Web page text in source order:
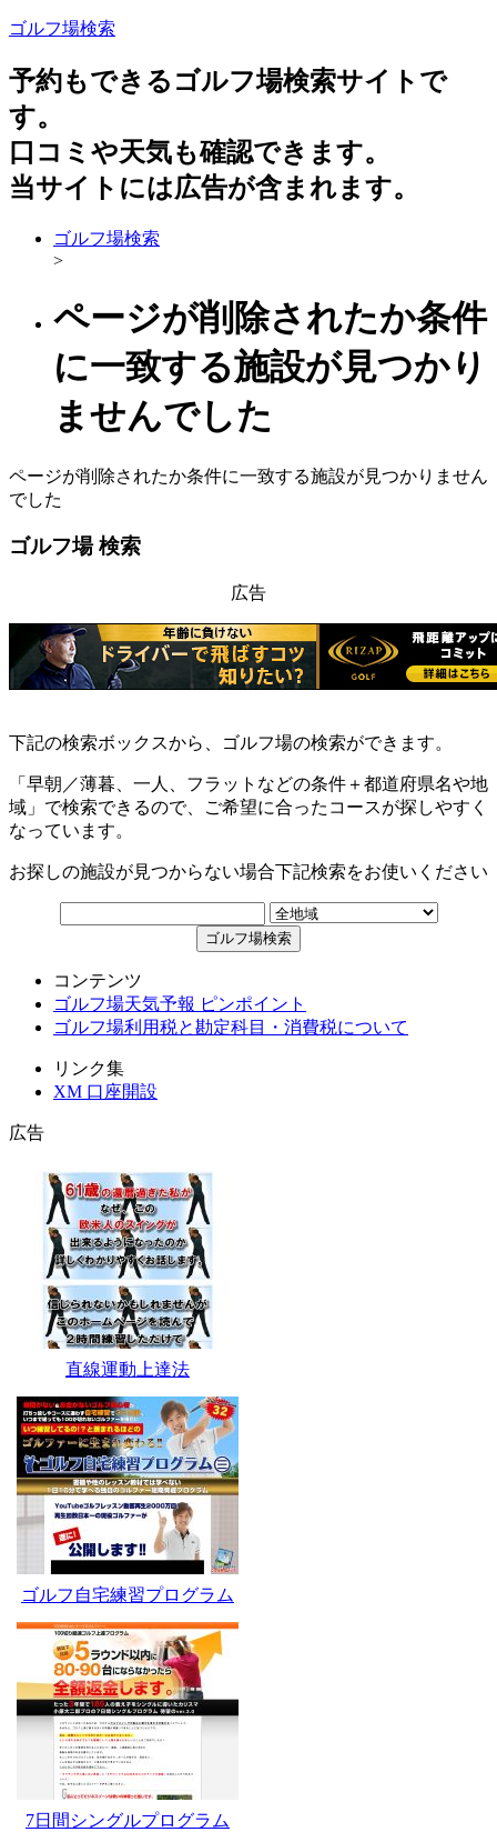
ゴルフ場検索
予約もできるゴルフ場検索サイトで
す。
口コミや天気も確認できます。
当サイトには広告が含まれます。
ゴルフ場検索
>
ページが削除されたか条件
に一致する施設が見つかり
ませんでした
ページが削除されたか条件に一致する施設が見つかりません
でした
ゴルフ場 検索
広告
下記の検索ボックスから、ゴルフ場の検索ができます。
「早朝／薄暮、一人、フラットなどの条件＋都道府県名や地
域」で検索できるので、ご希望に合ったコースが探しやすく
なっています。
お探しの施設が見つからない場合下記検索をお使いください
コンテンツ
ゴルフ場天気予報 ピンポイント
ゴルフ場利用税と勘定科目・消費税について
リンク集
XM 口座開設
広告
直線運動上達法
ゴルフ自宅練習プログラム
7日間シングルプログラム